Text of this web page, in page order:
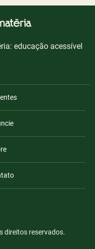
educação acessível
direitos reservados.